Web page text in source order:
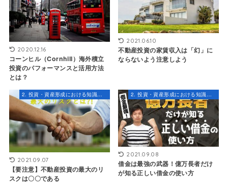
2020.12.16
コーンヒル（Cornhill）海外積立
投資のパフォーマンスと活用方法
とは？
2021.06.10
不動産投資の家賃収入は「幻」に
ならないよう注意しよう
2. 投資・資産形成における知識とスキル
2021.09.07
【要注意】不動産投資の最大のリ
スクは〇〇である
2. 投資・資産形成における知識とスキル
2021.09.08
借金は最強の武器！億万長者だけ
が知る正しい借金の使い方